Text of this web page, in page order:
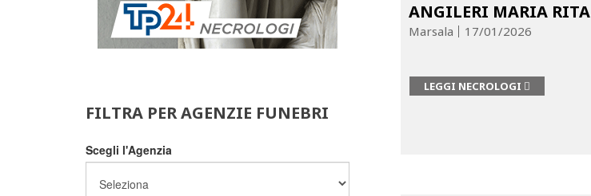
FILTRA PER AGENZIE FUNEBRI
Scegli l'Agenzia
ANGILERI MARIA RITA
Marsala 17/01/2026
LEGGI NECROLOGI